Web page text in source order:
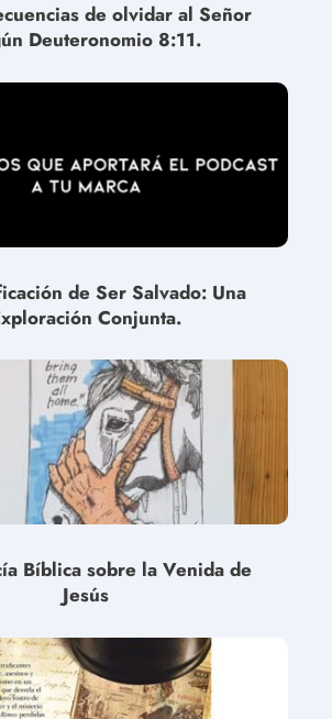
de olvidar al Señor
Deuteronomio 8:11.
de Ser Salvado: Una
Conjunta.
Bíblica sobre la Venida de
Jesús